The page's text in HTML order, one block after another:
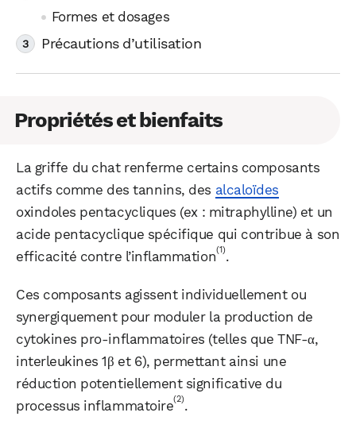
Formes et dosages
Précautions d’utilisation
Propriétés et bienfaits
La griffe du chat renferme certains composants
actifs comme des tannins, des alcaloïdes
oxindoles pentacycliques (ex : mitraphylline) et un
acide pentacyclique spécifique qui contribue à son
efficacité contre l’inflammation(1).
Ces composants agissent individuellement ou
synergiquement pour moduler la production de
cytokines pro-inflammatoires (telles que TNF-α,
interleukines 1β et 6), permettant ainsi une
réduction potentiellement significative du
processus inflammatoire(2).